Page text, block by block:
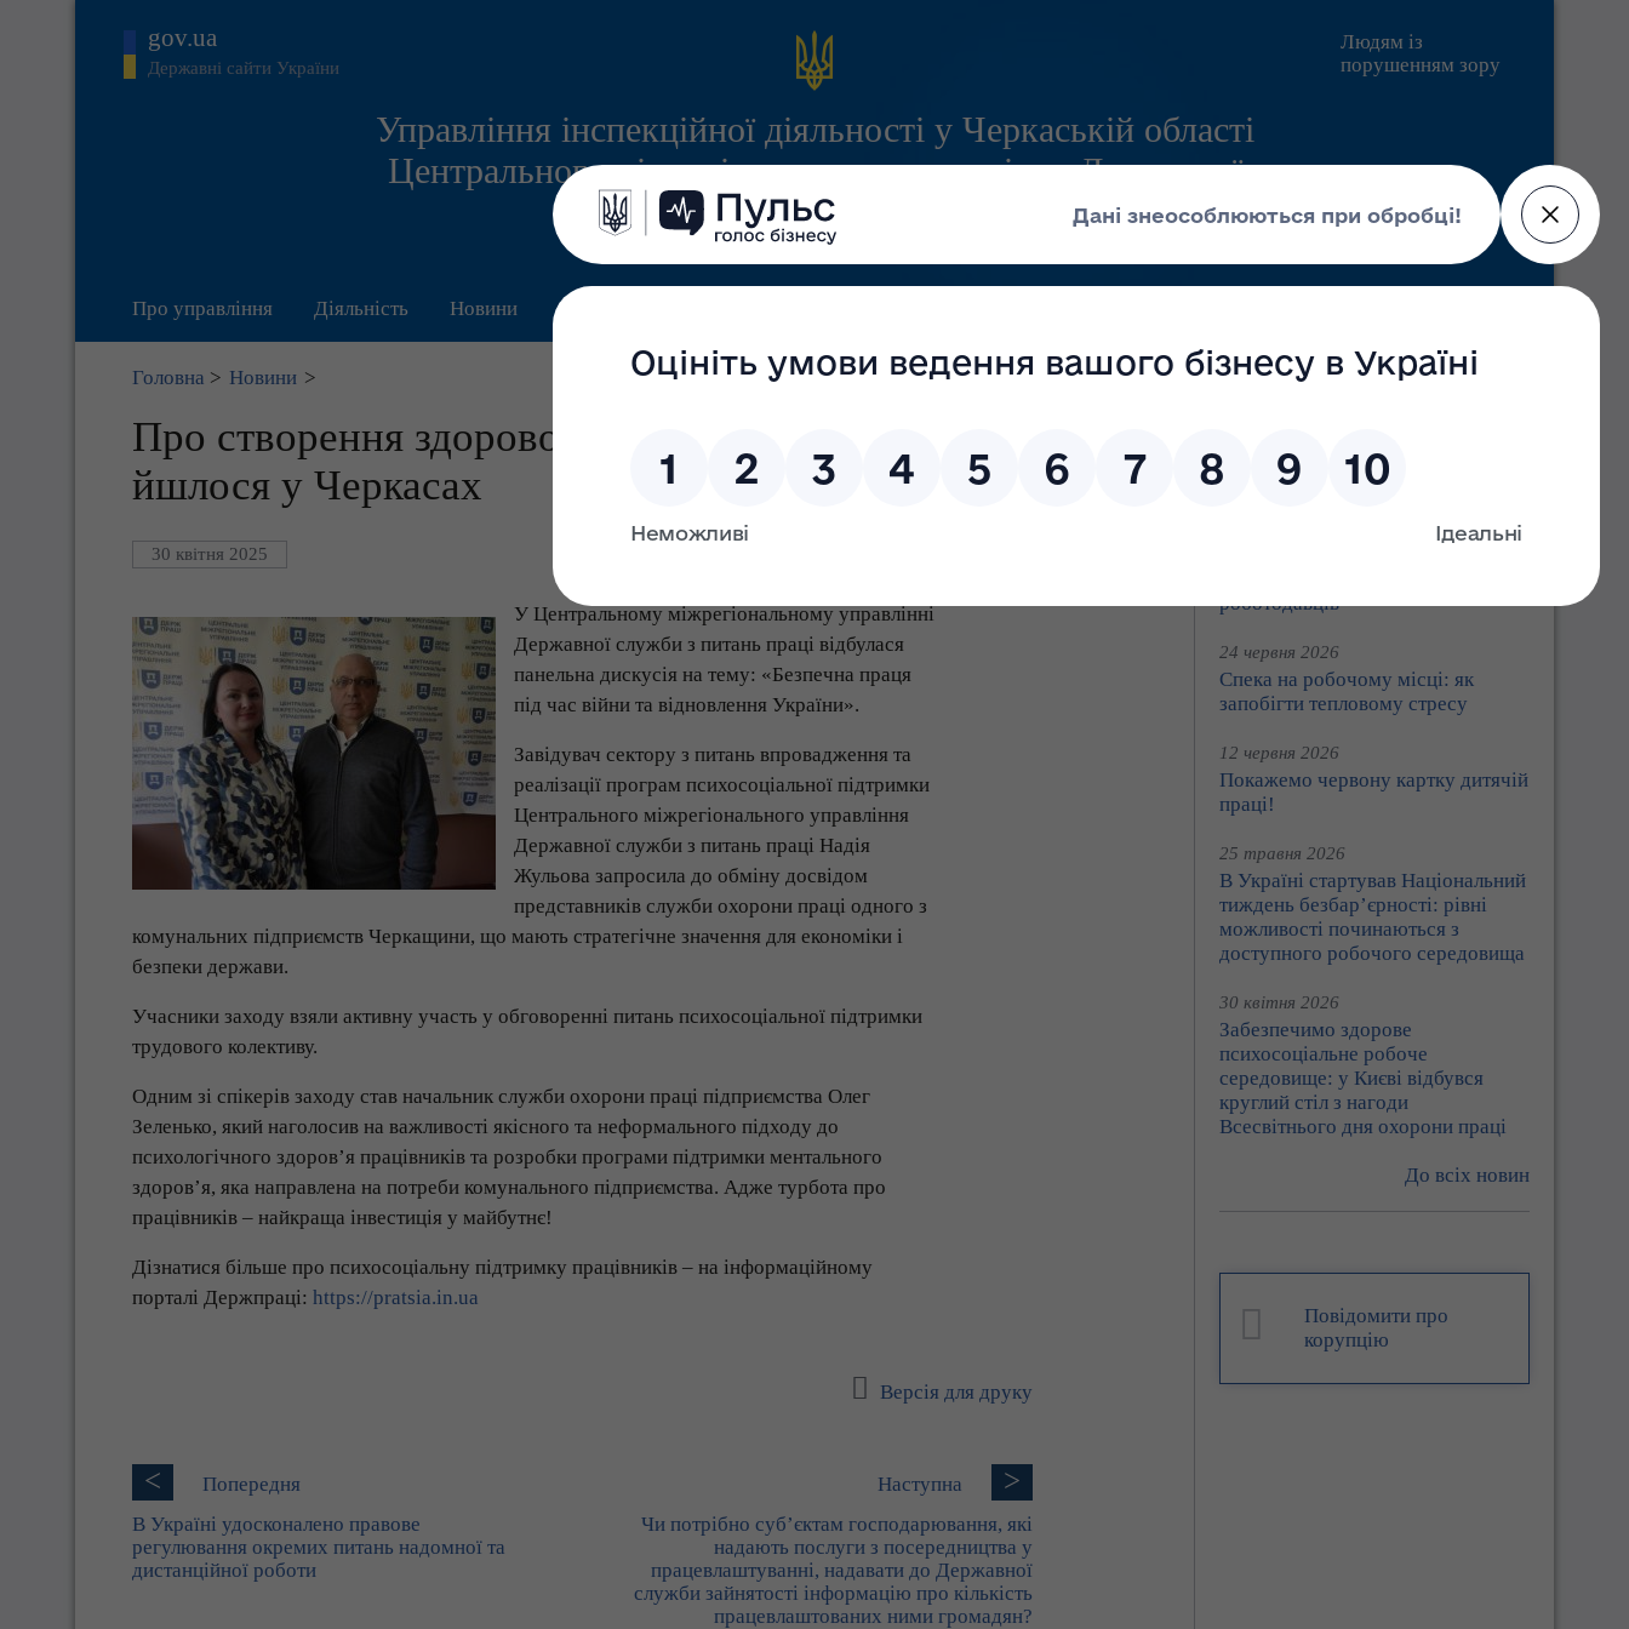
gov.ua
Державні сайти України
Людям із
порушенням зору
Управління інспекційної діяльності у Черкаській області
Центрального міжрегіонального управління Державної
служби з питань праці
Про управління Діяльність Новини Інформація
Головна > Новини >
Про створення здорового робочого середовища
йшлося у Черкасах
30 квітня 2025
У Центральному міжрегіональному управлінні
Державної служби з питань праці відбулася
панельна дискусія на тему: «Безпечна праця
під час війни та відновлення України».
Завідувач сектору з питань впровадження та
реалізації програм психосоціальної підтримки
Центрального міжрегіонального управління
Державної служби з питань праці Надія
Жульова запросила до обміну досвідом
представників служби охорони праці одного з
комунальних підприємств Черкащини, що мають стратегічне значення для економіки і
безпеки держави.
Учасники заходу взяли активну участь у обговоренні питань психосоціальної підтримки
трудового колективу.
Одним зі спікерів заходу став начальник служби охорони праці підприємства Олег
Зеленько, який наголосив на важливості якісного та неформального підходу до
психологічного здоров’я працівників та розробки програми підтримки ментального
здоров’я, яка направлена на потреби комунального підприємства. Адже турбота про
працівників – найкраща інвестиція у майбутнє!
Дізнатися більше про психосоціальну підтримку працівників – на інформаційному
порталі Держпраці: https://pratsia.in.ua
Версія для друку
<
Попередня
В Україні удосконалено правове
регулювання окремих питань надомної та
дистанційної роботи
Наступна >
Чи потрібно суб’єктам господарювання, які
надають послуги з посередництва у
працевлаштуванні, надавати до Державної
служби зайнятості інформацію про кількість
працевлаштованих ними громадян?
Головні новини
роботодавців
24 червня 2026
Спека на робочому місці: як
запобігти тепловому стресу
12 червня 2026
Покажемо червону картку дитячій
праці!
25 травня 2026
В Україні стартував Національний
тиждень безбар’єрності: рівні
можливості починаються з
доступного робочого середовища
30 квітня 2026
Забезпечимо здорове
психосоціальне робоче
середовище: у Києві відбувся
круглий стіл з нагоди
Всесвітнього дня охорони праці
До всіх новин
Повідомити про
корупцію